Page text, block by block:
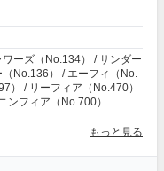
ーズ（No.134） / サンダー
No.136） / エーフィ（No.
） / リーフィア（No.470）
ンフィア（No.700）
もっと見る